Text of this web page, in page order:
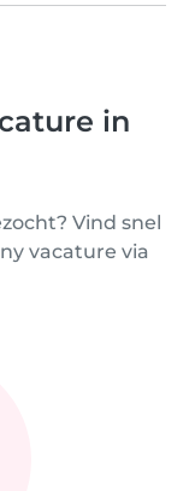
in
Vind snel
vacature via